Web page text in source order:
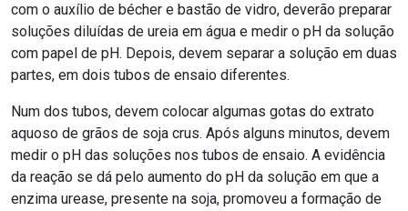
com o auxílio de bécher e bastão de vidro, deverão preparar
soluções diluídas de ureia em água e medir o pH da solução
com papel de pH. Depois, devem separar a solução em duas
partes, em dois tubos de ensaio diferentes.
Num dos tubos, devem colocar algumas gotas do extrato
aquoso de grãos de soja crus. Após alguns minutos, devem
medir o pH das soluções nos tubos de ensaio. A evidência
da reação se dá pelo aumento do pH da solução em que a
enzima urease, presente na soja, promoveu a formação de